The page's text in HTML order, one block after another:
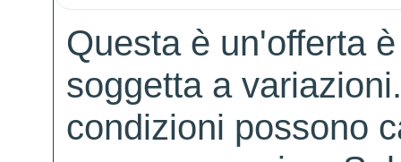
Questa è un'offerta
soggetta a
condizioni possono